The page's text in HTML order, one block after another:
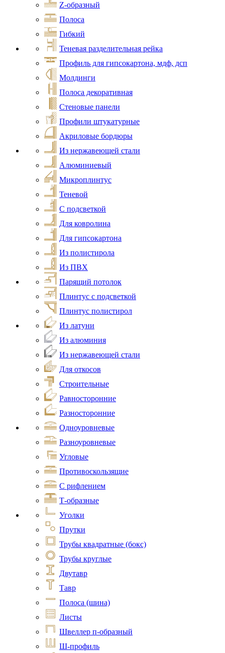
Z-образный
Полоса
Гибкий
Теневая разделительная рейка
Профиль для гипсокартона, мдф, дсп
Молдинги
Полоса декоративная
Стеновые панели
Профили штукатурные
Акриловые бордюры
Из нержавеющей стали
Алюминиевый
Микроплинтус
Теневой
С подсветкой
Для ковролина
Для гипсокартона
Из полистирола
Из ПВХ
Парящий потолок
Плинтус с подсветкой
Плинтус полистирол
Из латуни
Из алюминия
Из нержавеющей стали
Для откосов
Строительные
Равносторонние
Разносторонние
Одноуровневые
Разноуровневые
Угловые
Противоскользящие
С рифлением
Т-образные
Уголки
Прутки
Трубы квадратные (бокс)
Трубы круглые
Двутавр
Тавр
Полоса (шина)
Листы
Швеллер п-образный
Ш-профиль